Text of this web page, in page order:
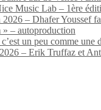
Music Lab – 1ère
– Dhafer Youssef
– autoproduction
un peu comme une
– Erik Truffaz et